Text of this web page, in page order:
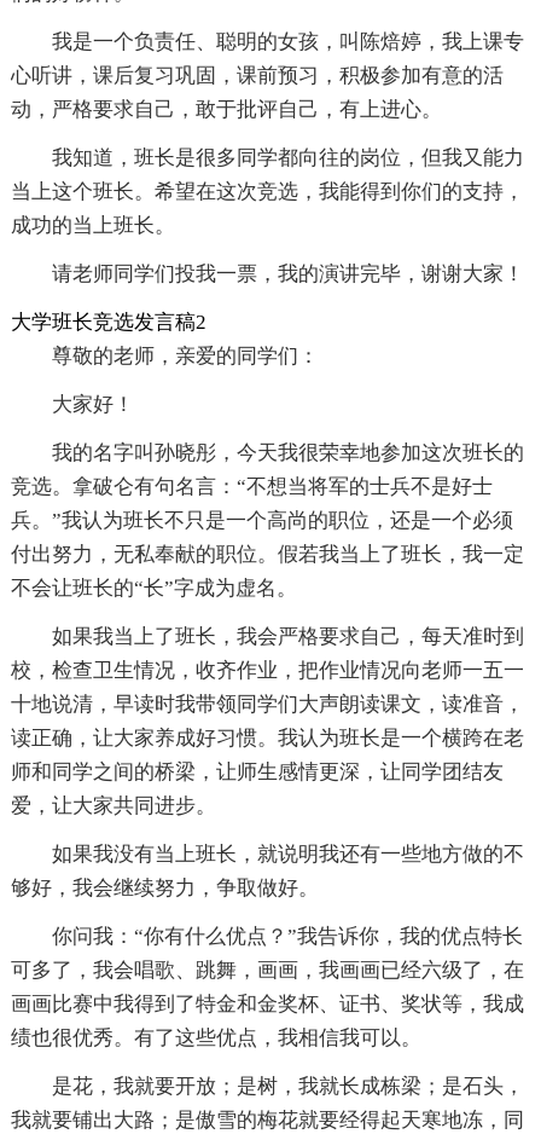
我是一个负责任、聪明的女孩，叫陈焙婷，我上课专
心听讲，课后复习巩固，课前预习，积极参加有意的活
动，严格要求自己，敢于批评自己，有上进心。
我知道，班长是很多同学都向往的岗位，但我又能力
当上这个班长。希望在这次竞选，我能得到你们的支持，
成功的当上班长。
请老师同学们投我一票，我的演讲完毕，谢谢大家！
大学班长竞选发言稿2
尊敬的老师，亲爱的同学们：
大家好！
我的名字叫孙晓彤，今天我很荣幸地参加这次班长的
竞选。拿破仑有句名言：“不想当将军的士兵不是好士
兵。”我认为班长不只是一个高尚的职位，还是一个必须
付出努力，无私奉献的职位。假若我当上了班长，我一定
不会让班长的“长”字成为虚名。
如果我当上了班长，我会严格要求自己，每天准时到
校，检查卫生情况，收齐作业，把作业情况向老师一五一
十地说清，早读时我带领同学们大声朗读课文，读准音，
读正确，让大家养成好习惯。我认为班长是一个横跨在老
师和同学之间的桥梁，让师生感情更深，让同学团结友
爱，让大家共同进步。
如果我没有当上班长，就说明我还有一些地方做的不
够好，我会继续努力，争取做好。
你问我：“你有什么优点？”我告诉你，我的优点特长
可多了，我会唱歌、跳舞，画画，我画画已经六级了，在
画画比赛中我得到了特金和金奖杯、证书、奖状等，我成
绩也很优秀。有了这些优点，我相信我可以。
是花，我就要开放；是树，我就长成栋梁；是石头，
我就要铺出大路；是傲雪的梅花就要经得起天寒地冻，同